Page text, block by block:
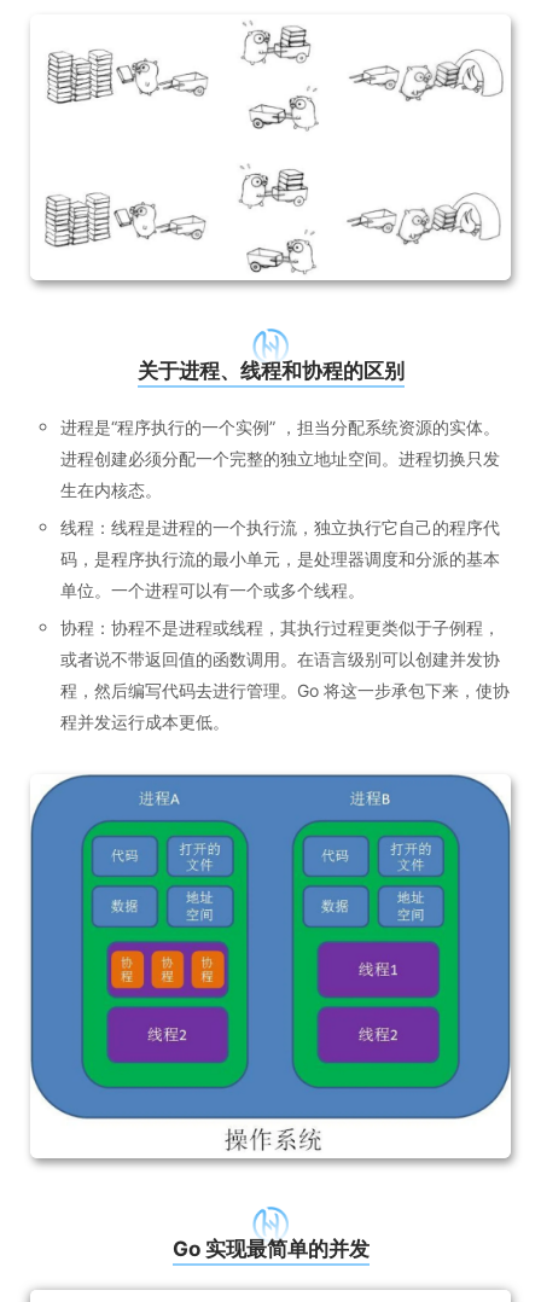
关于进程、线程和协程的区别
进程是“程序执行的一个实例” ，担当分配系统资源的实体。
进程创建必须分配一个完整的独立地址空间。进程切换只发
生在内核态。
线程：线程是进程的一个执行流，独立执行它自己的程序代
码，是程序执行流的最小单元，是处理器调度和分派的基本
单位。一个进程可以有一个或多个线程。
协程：协程不是进程或线程，其执行过程更类似于子例程，
或者说不带返回值的函数调用。在语言级别可以创建并发协
程，然后编写代码去进行管理。Go 将这一步承包下来，使协
程并发运行成本更低。
Go 实现最简单的并发